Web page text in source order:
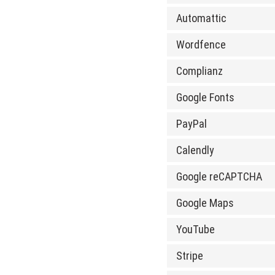
Automattic
Wordfence
Complianz
Google Fonts
PayPal
Calendly
Google reCAPTCHA
Google Maps
YouTube
Stripe